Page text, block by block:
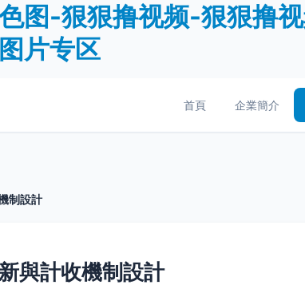
图-狠狠撸视频-狠狠撸
片专区
首頁 企業簡介
制設計
與計收機制設計